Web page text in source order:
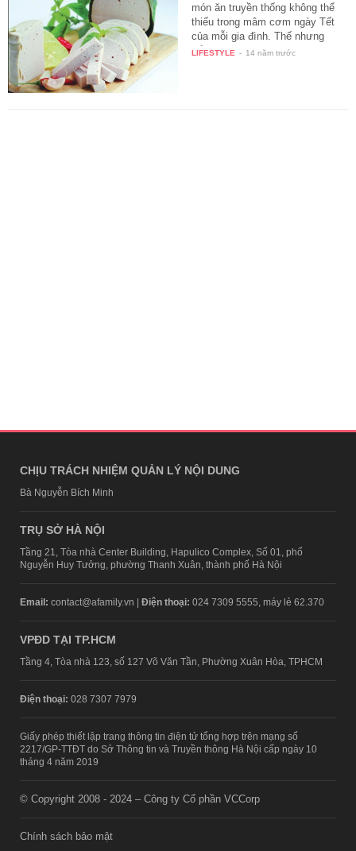
món ăn truyền thống không thể
thiếu trong mâm cơm ngày Tết
của mỗi gia đình. Thế nhưng
để…
LIFESTYLE - 14 năm trước
CHỊU TRÁCH NHIỆM QUẢN LÝ NỘI DUNG
Bà Nguyễn Bích Minh
TRỤ SỞ HÀ NỘI
Tầng 21, Tòa nhà Center Building, Hapulico Complex, Số 01, phố
Nguyễn Huy Tưởng, phường Thanh Xuân, thành phố Hà Nội
Email: contact@afamily.vn | Điện thoại: 024 7309 5555, máy lẻ 62.370
VPĐD TẠI TP.HCM
Tầng 4, Tòa nhà 123, số 127 Võ Văn Tần, Phường Xuân Hòa, TPHCM
Điện thoại: 028 7307 7979
Giấy phép thiết lập trang thông tin điện tử tổng hợp trên mạng số
2217/GP-TTĐT do Sở Thông tin và Truyền thông Hà Nội cấp ngày 10
tháng 4 năm 2019
© Copyright 2008 - 2024 – Công ty Cổ phần VCCorp
Chính sách bảo mật